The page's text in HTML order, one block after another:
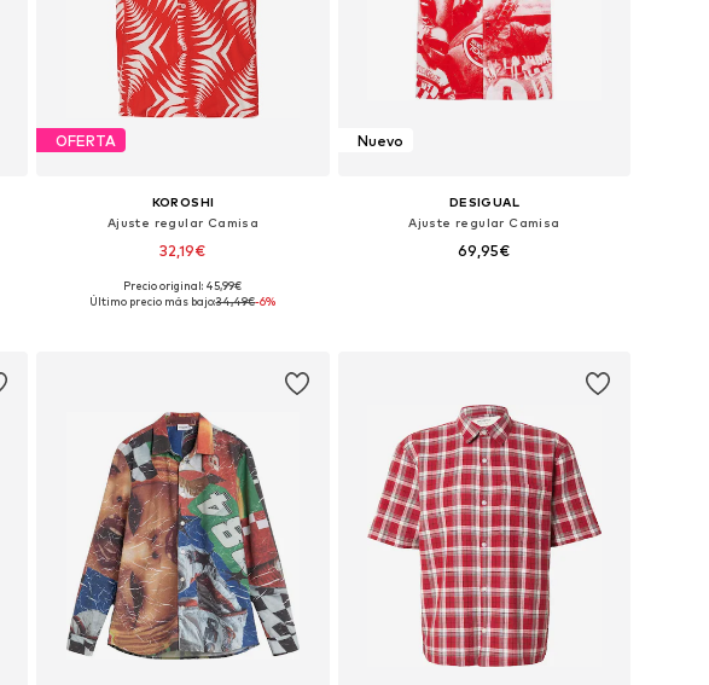
OFERTA
KOROSHI
Ajuste regular Camisa
32,19€
Tallas disponibles: S, L, XL, XXL, XXXL
Precio original: 45,99€
Último precio más bajo:34,49€-6%
Nuevo
DESIGUAL
Ajuste regular Camisa
69,95€